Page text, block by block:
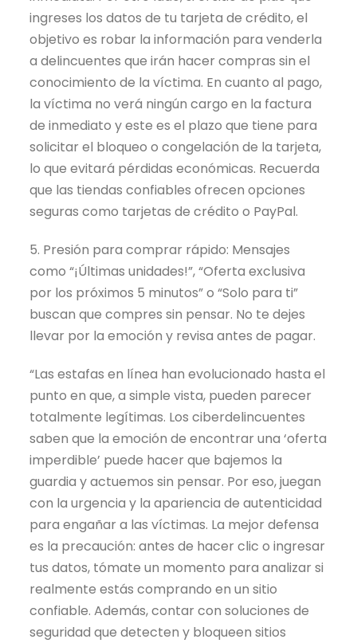
ingreses los datos de tu tarjeta de crédito, el
objetivo es robar la información para venderla
a delincuentes que irán hacer compras sin el
conocimiento de la víctima. En cuanto al pago,
la víctima no verá ningún cargo en la factura
de inmediato y este es el plazo que tiene para
solicitar el bloqueo o congelación de la tarjeta,
lo que evitará pérdidas económicas. Recuerda
que las tiendas confiables ofrecen opciones
seguras como tarjetas de crédito o PayPal.
5. Presión para comprar rápido: Mensajes
como “¡Últimas unidades!”, “Oferta exclusiva
por los próximos 5 minutos” o “Solo para ti”
buscan que compres sin pensar. No te dejes
llevar por la emoción y revisa antes de pagar.
“Las estafas en línea han evolucionado hasta el
punto en que, a simple vista, pueden parecer
totalmente legítimas. Los ciberdelincuentes
saben que la emoción de encontrar una ‘oferta
imperdible’ puede hacer que bajemos la
guardia y actuemos sin pensar. Por eso, juegan
con la urgencia y la apariencia de autenticidad
para engañar a las víctimas. La mejor defensa
es la precaución: antes de hacer clic o ingresar
tus datos, tómate un momento para analizar si
realmente estás comprando en un sitio
confiable. Además, contar con soluciones de
seguridad que detecten y bloqueen sitios